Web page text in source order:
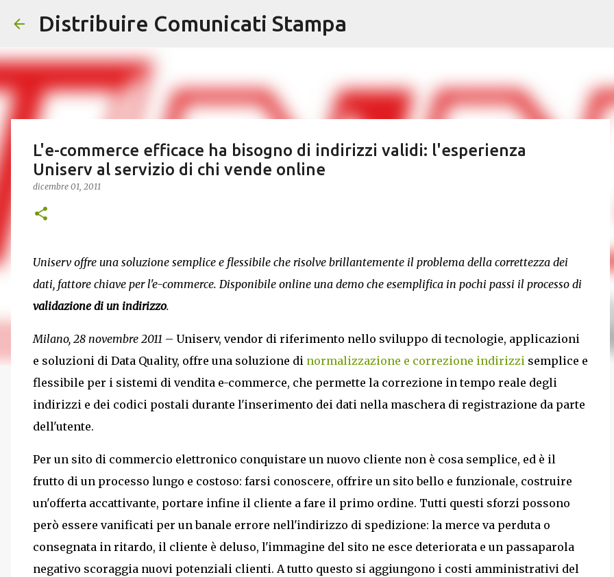
Distribuire Comunicati Stampa
L'e-commerce efficace ha bisogno di indirizzi validi: l'esperienza
Uniserv al servizio di chi vende online
dicembre 01, 2011
Uniserv offre una soluzione semplice e flessibile che risolve brillantemente il problema della correttezza dei
dati, fattore chiave per l'e-commerce. Disponibile online una demo che esemplifica in pochi passi il processo di
validazione di un indirizzo.
Milano, 28 novembre 2011 – Uniserv, vendor di riferimento nello sviluppo di tecnologie, applicazioni
e soluzioni di Data Quality, offre una soluzione di normalizzazione e correzione indirizzi semplice e
flessibile per i sistemi di vendita e-commerce, che permette la correzione in tempo reale degli
indirizzi e dei codici postali durante l'inserimento dei dati nella maschera di registrazione da parte
dell'utente.
Per un sito di commercio elettronico conquistare un nuovo cliente non è cosa semplice, ed è il
frutto di un processo lungo e costoso: farsi conoscere, offrire un sito bello e funzionale, costruire
un'offerta accattivante, portare infine il cliente a fare il primo ordine. Tutti questi sforzi possono
però essere vanificati per un banale errore nell'indirizzo di spedizione: la merce va perduta o
consegnata in ritardo, il cliente è deluso, l'immagine del sito ne esce deteriorata e un passaparola
negativo scoraggia nuovi potenziali clienti. A tutto questo si aggiungono i costi amministrativi del